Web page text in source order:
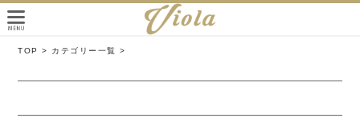
TOP > カテゴリー一覧 >